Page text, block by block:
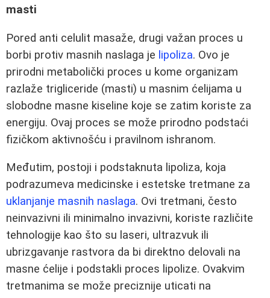
masti
Pored anti celulit masaže, drugi važan proces u
borbi protiv masnih naslaga je lipoliza. Ovo je
prirodni metabolički proces u kome organizam
razlaže trigliceride (masti) u masnim ćelijama u
slobodne masne kiseline koje se zatim koriste za
energiju. Ovaj proces se može prirodno podstaći
fizičkom aktivnošću i pravilnom ishranom.
Međutim, postoji i podstaknuta lipoliza, koja
podrazumeva medicinske i estetske tretmane za
uklanjanje masnih naslaga. Ovi tretmani, često
neinvazivni ili minimalno invazivni, koriste različite
tehnologije kao što su laseri, ultrazvuk ili
ubrizgavanje rastvora da bi direktno delovali na
masne ćelije i podstakli proces lipolize. Ovakvim
tretmanima se može preciznije uticati na